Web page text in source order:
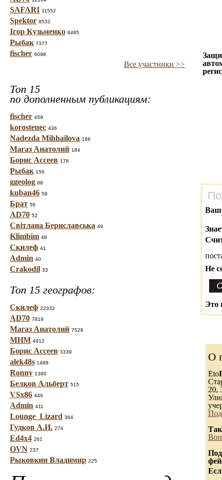
SAFARI 11552
Spektor 8532
Ігор Кузьменко 8485
Рыбак 7377
fischer 6098
Все участники >>
Топ 15
по дополненным публикациям:
fischer 459
korostenec 436
Nadezda Mihhailova 186
Магаз Анатолий 184
Борис Ассеев 178
Рыбак 156
ggeolog 88
kuban46 59
Брат 56
AD70 52
Світлана Бериславська 49
Klimbim 48
Скилеф 41
Admin 40
Crakodil 33
Топ 15 географов:
Скилеф 22332
AD70 7819
Магаз Анатолий 7529
МНМ 4912
Борис Ассеев 3339
alek48s 1488
Ronny 1390
Белков Альберт 515
VSx86 446
Admin 411
Lounge_Lizard 364
Гудков А.И. 274
Ed4x4 261
OVN 237
Рыковкин Владимир 225
Не
Это
О
Eto
20,